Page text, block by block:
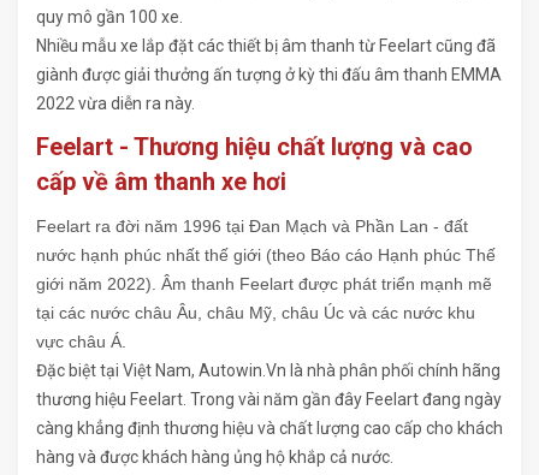
quy mô gần 100 xe.
Nhiều mẫu xe lắp đặt các thiết bị âm thanh từ Feelart cũng đã
giành được giải thưởng ấn tượng ở kỳ thi đấu âm thanh EMMA
2022 vừa diễn ra này.
Feelart - Thương hiệu chất lượng và cao
cấp về âm thanh xe hơi
Feelart ra đời năm 1996 tại Đan Mạch và Phần Lan - đất
nước hạnh phúc nhất thế giới (theo Báo cáo Hạnh phúc Thế
giới năm 2022). Âm thanh Feelart được phát triển mạnh mẽ
tại các nước châu Âu, châu Mỹ, châu Úc và các nước khu
vực châu Á.
Đặc biệt tại Việt Nam, Autowin.Vn là nhà phân phối chính hãng
thương hiệu Feelart. Trong vài năm gần đây Feelart đang ngày
càng khẳng định thương hiệu và chất lượng cao cấp cho khách
hàng và được khách hàng ủng hộ khắp cả nước.